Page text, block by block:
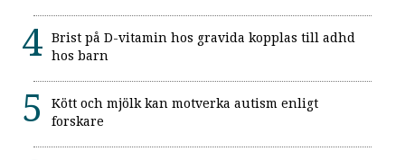
Brist på D-vitamin hos gravida kopplas till adhd
hos barn
Kött och mjölk kan motverka autism enligt
forskare